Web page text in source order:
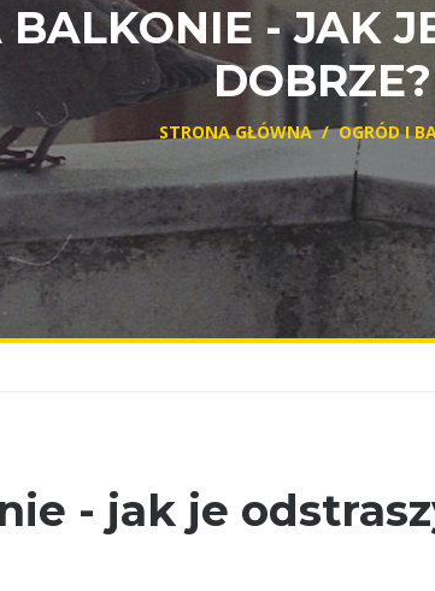
BALKONIE - JAK
DOBRZE?
STRONA GŁÓWNA / OGRÓD I
- jak je